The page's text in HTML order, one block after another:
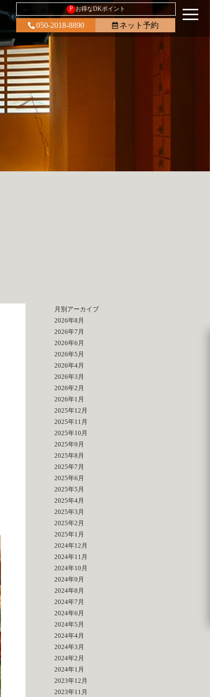
P お得なDKポイント
050-2018-8890 ネット予約
月別アーカイブ
2026年8月
2026年7月
2026年6月
2026年5月
2026年4月
2026年3月
2026年2月
2026年1月
2025年12月
2025年11月
2025年10月
2025年9月
2025年8月
2025年7月
2025年6月
2025年5月
2025年4月
2025年3月
2025年2月
2025年1月
2024年12月
2024年11月
2024年10月
2024年9月
2024年8月
2024年7月
2024年6月
2024年5月
2024年4月
2024年3月
2024年2月
2024年1月
2023年12月
2023年11月